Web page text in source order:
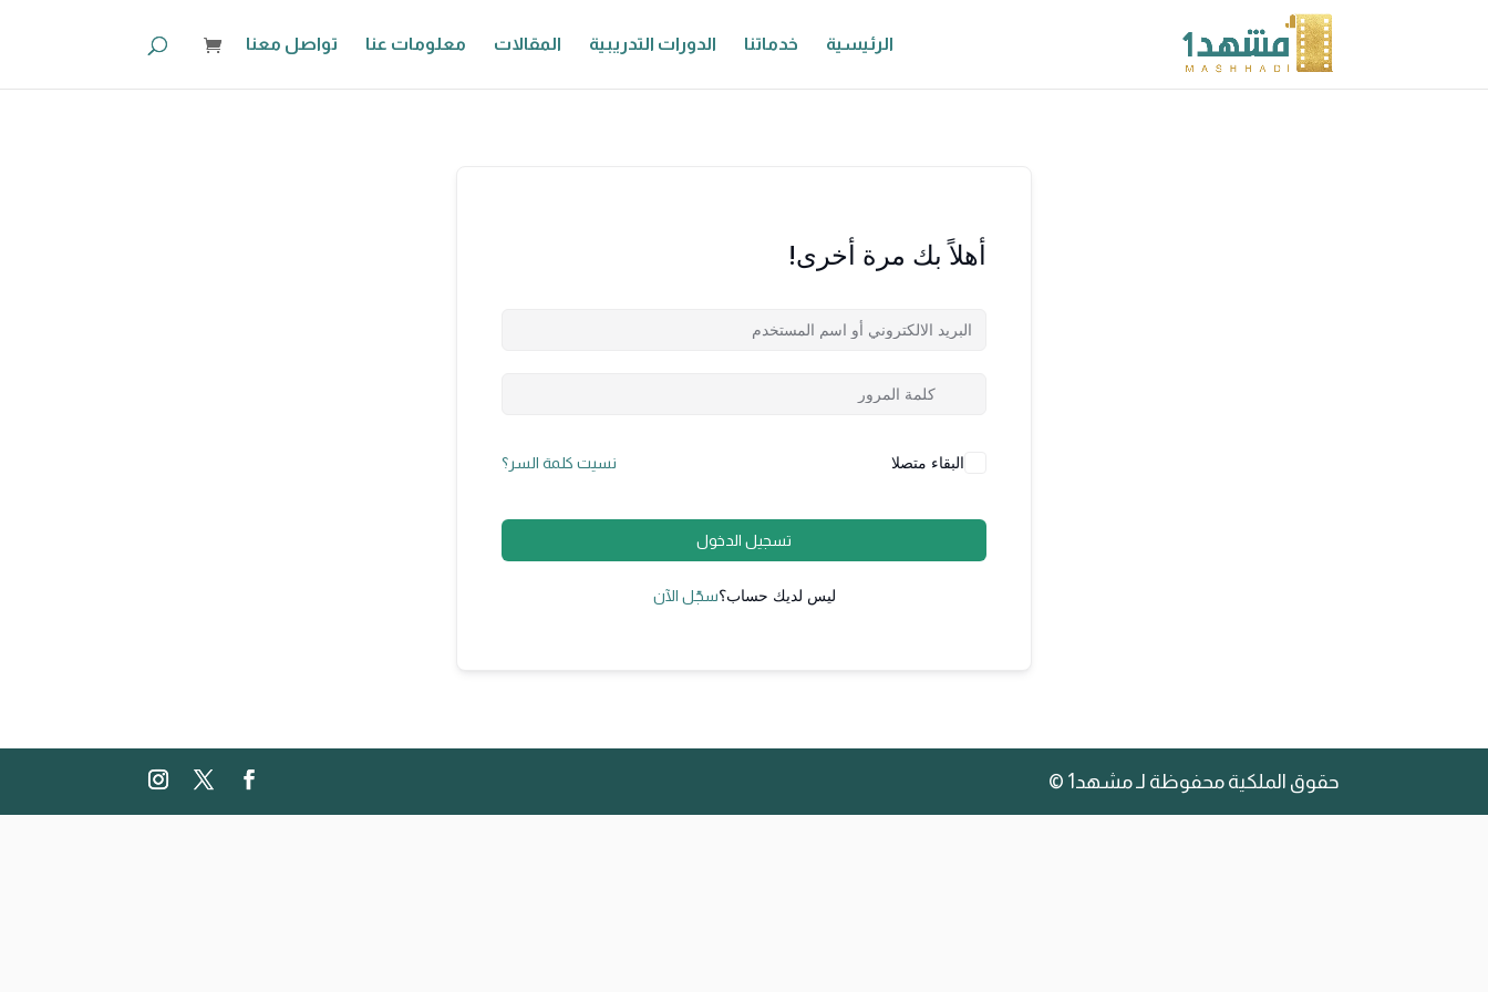
الرئيسية خدماتنا الدورات التدريبية المقالات معلومات عنا تواصل معنا
أهلاً بك مرة أخرى!
البقاء متصلا نسيت كلمة السر؟
تسجيل الدخول
ليس لديك حساب؟سجّل الآن
حقوق الملكية محفوظة لـ مشهد1 ©